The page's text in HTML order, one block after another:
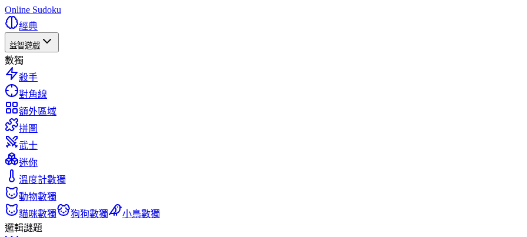
Online Sudoku
經典
益智遊戲
數獨
殺手
對角線
額外區域
拼圖
武士
迷你
溫度計數獨
動物數獨
貓咪數獨
狗狗數獨
小鳥數獨
邏輯謎題